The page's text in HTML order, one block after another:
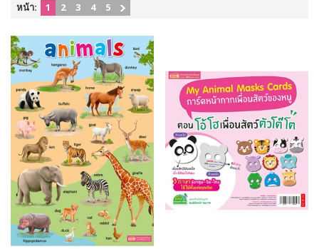
หน้า:
1 2 3 4 5